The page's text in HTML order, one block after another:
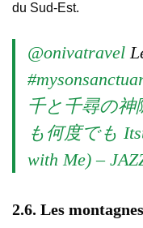
du Sud-Est.
@onivatravel
千と千尋の神
も何度でも
with Me) –
2.6. Les